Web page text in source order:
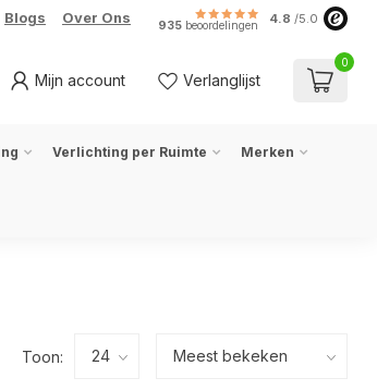
Blogs Over Ons 935 beoordelingen 4.8 /5.0
Mijn account Verlanglijst
0
Verlichting per Ruimte Merken
Toon: